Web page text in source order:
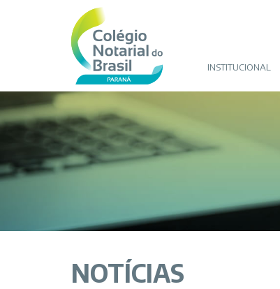
INSTITUCIONAL
NOTÍCIAS